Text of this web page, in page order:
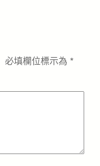
必填欄位標示為 *